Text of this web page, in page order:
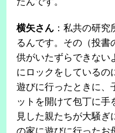
横矢さん ：私共の研
るんです。その（投書
供がいたずらできない
にロックをしているの
遊びに行ったときに、
ットを開けて包丁に手
見した親たちが大騒ぎ